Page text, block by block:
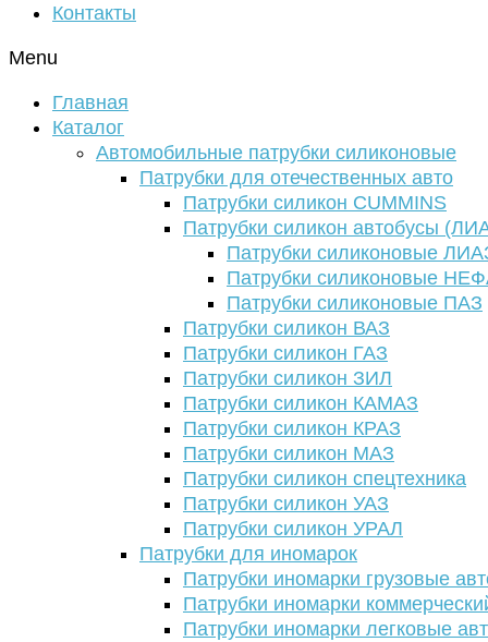
Контакты
Menu
Главная
Каталог
Автомобильные патрубки силиконовые
Патрубки для отечественных авто
Патрубки силикон CUMMINS
Патрубки силикон автобусы
Патрубки силиконовые
Патрубки силиконовые
Патрубки силиконовые ПАЗ
Патрубки силикон ВАЗ
Патрубки силикон ГАЗ
Патрубки силикон ЗИЛ
Патрубки силикон КАМАЗ
Патрубки силикон КРАЗ
Патрубки силикон МАЗ
Патрубки силикон спецтехника
Патрубки силикон УАЗ
Патрубки силикон УРАЛ
Патрубки для иномарок
Патрубки иномарки грузовые
Патрубки иномарки
Патрубки иномарки легковые